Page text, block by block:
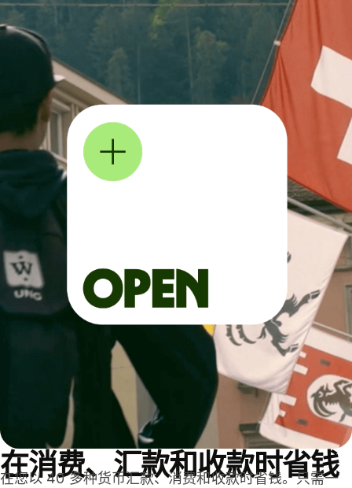
在消费、汇款和收款时省钱
在您以 40 多种货币汇款、消费和收款时省钱。只需一